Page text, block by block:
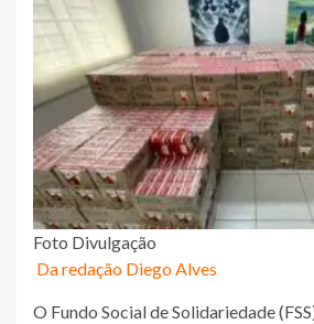
Foto Divulgação
Da redação Diego Alves
O Fundo Social de Solidariedade